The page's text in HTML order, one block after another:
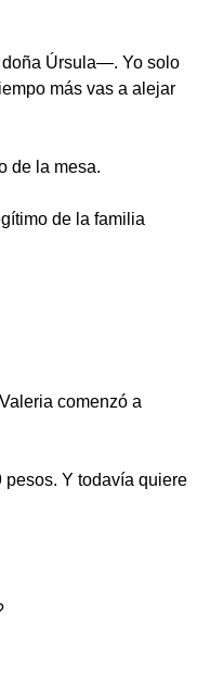
Úrsula—. Yo solo
más vas a alejar
de la mesa.
de la familia
comenzó a
pesos. Y todavía quiere